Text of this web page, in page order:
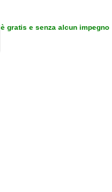
è gratis e senza alcun impegno